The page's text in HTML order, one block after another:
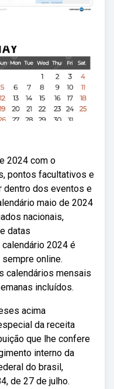
2024 com o
pontos facultativos e
dentro dos eventos e
maio de 2024
nacionais,
datas
2024 é
online.
calendários mensais
incluídos.
acima
da receita
que lhe confere
interno da
do brasil,
de 27 de julho.